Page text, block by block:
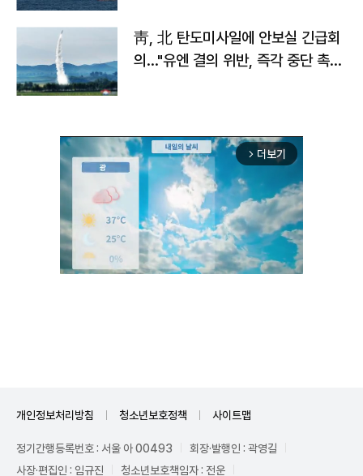
靑, 北 탄도미사일에 안보실 긴급회
의…"유엔 결의 위반, 즉각 중단 촉
arrow_forward_ios 더보기
개인정보처리방침 청소년보호정책 사이트맵
정기간행등록번호 : 서울 아 00493
회장·발행인 : 곽영길
사장·편집인 : 임규진
청소년보호책임자 : 전운